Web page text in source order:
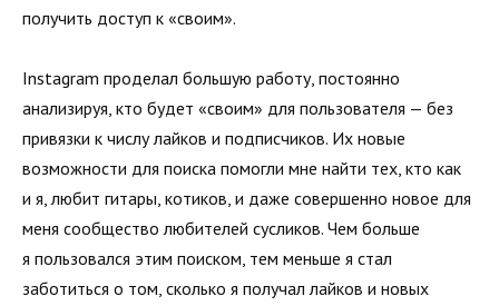
получить доступ к «своим».
Instagram проделал большую работу, постоянно
анализируя, кто будет «своим» для пользователя — без
привязки к числу лайков и подписчиков. Их новые
возможности для поиска помогли мне найти тех, кто как
и я, любит гитары, котиков, и даже совершенно новое для
меня сообщество любителей сусликов. Чем больше
я пользовался этим поиском, тем меньше я стал
заботиться о том, сколько я получал лайков и новых